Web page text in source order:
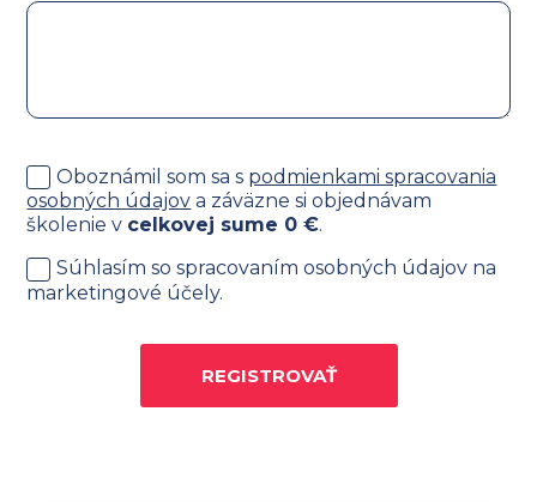
Oboznámil som sa s podmienkami spracovania
osobných údajov a záväzne si objednávam
školenie v celkovej sume 0 €.
Súhlasím so spracovaním osobných údajov na
marketingové účely.
REGISTROVAŤ